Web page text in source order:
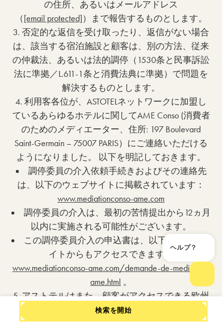
検索を開始
の住所、あるいはメールアドレス
（[email protected]）まで報告するものとします。
3. 否定的な返信を受け取ったり、返信がない場合
は、該当する宿泊施設と顧客は、別の方法、従来
の仲裁法、あるいは法的調停（1530条と民事訴訟
法に準拠／L.611-1条と消費法典に準拠）で問題を
解決するものとします。
4. 利用客各位が、ASTOTELネットワークに加盟し
ているあらゆるホテルに関してAME Con​​so (消費者
のためのメディエーター、住所: 197 Boulevard
Saint-Germain – 75007 PARIS）にご連絡いただける
ようになりました。 以下を明記しておきます。
調停委員の介入依頼手続きおよびその連絡先
は、以下のウェブサイトに掲載されています：
www.mediationconso-ame.com
調停委員の介入は、最初の苦情提出から12ヵ月
以内に実施される可能性がございます。
この調停委員介入の申込書は、以下のウェブサ
イトからもアクセスできます：
www.mediationconso-ame.com/demande-de-mediation-
ame.html 。
5. アストテルはまた、顧客がアクセスできる欧州
のオンライン紛争解決プラットフォーム
（「RLL」）の存在を顧客に通知しています。顧客
ヘルプ？
チ